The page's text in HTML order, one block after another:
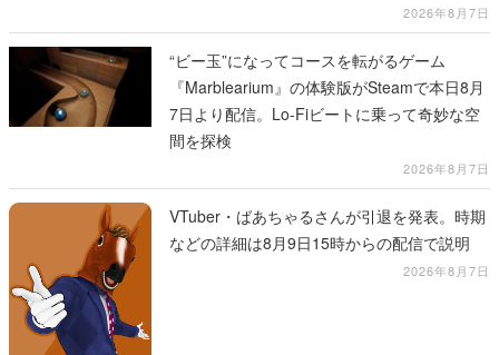
2026年8月7日
“ビー玉”になってコースを転がるゲーム
『Marblearium』の体験版がSteamで本日8月
7日より配信。Lo-Fiビートに乗って奇妙な空
間を探検
2026年8月7日
VTuber・ばあちゃるさんが引退を発表。時期
などの詳細は8月9日15時からの配信で説明
2026年8月7日